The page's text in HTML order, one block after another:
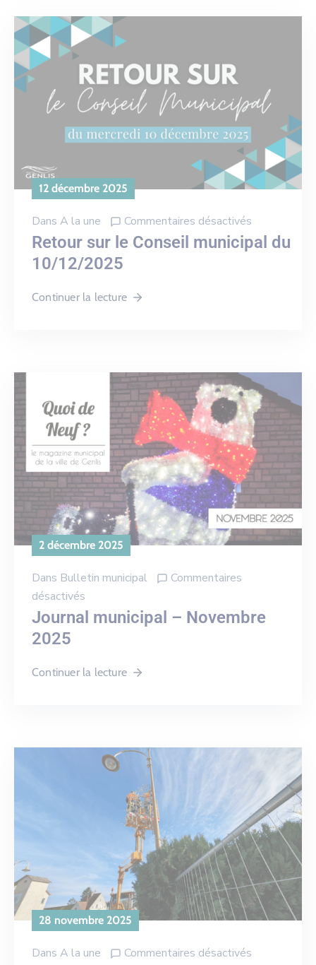
12 décembre 2025
Dans A la une Commentaires désactivés
Retour sur le Conseil municipal du
10/12/2025
Continuer la lecture
2 décembre 2025
Dans Bulletin municipal
Commentaires
désactivés
Journal municipal – Novembre
2025
Continuer la lecture
28 novembre 2025
Dans A la une Commentaires désactivés